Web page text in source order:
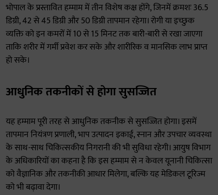
भोपाल के प्रस्तावित हम्माम में तीन विशेष कक्ष होंगे, जिनमें क्रमशः 36.5
डिग्री, 42 से 45 डिग्री और 50 डिग्री तापमान रहेगा। रोगी या इच्छुक
व्यक्ति को इन कमरों में 10 से 15 मिनट तक बारी-बारी से रखा जाएगा
ताकि शरीर में गर्मी प्रवेश कर सके और शारीरिक व मानसिक लाभ प्राप्त
हो सके।
आधुनिक तकनीकों से होगा सुसज्जित
यह हम्माम पूरी तरह से आधुनिक तकनीक से सुसज्जित होगा। इसमें
तापमान नियंत्रण प्रणाली, भाप उत्पादन इकाई, स्नान और उपचार व्यवस्था
के साथ-साथ चिकित्सकीय निगरानी की भी सुविधा रहेगी। आयुष विभाग
के अधिकारियों का कहना है कि इस हम्माम से न केवल यूनानी चिकित्सा
को वैज्ञानिक और तकनीकी आधार मिलेगा, बल्कि यह मेडिकल टूरिज्म
को भी बढ़ावा देगा।